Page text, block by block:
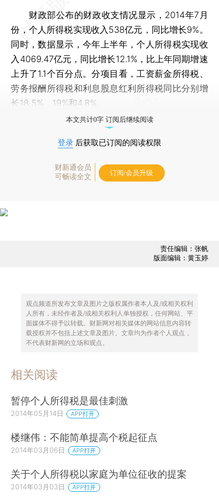
财政部公布的财政收支情况显示，2014年7月
份，个人所得税实现收入538亿元，同比增长9%。
同时，数据显示，今年上半年，个人所得税实现收
入4069.47亿元，同比增长12.1%，比上年同期增速
上升了1.1个百分点。分项目看，工资薪金所得税、
劳务报酬所得税和利息股息红利所得税同比分别增
长18.5%、19%和4.8%。
本文共计0字 订阅后继续阅读
登录 后获取已订阅的阅读权限
财新通会员
可畅读全文
订阅/会员升级
责任编辑：张帆
版面编辑：黄玉婷
观点频道所发布文章及图片之版权属作者本人及/或相关权利
人所有，未经作者及/或相关权利人单独授权，任何网站、平
面媒体不得予以转载。财新网对相关媒体的网站信息内容转
载授权并不包括上述文章及图片。文章均为作者个人观点，
不代表财新网的立场和观点。
相关阅读
暂停个人所得税是最佳刺激
2014年05月14日 APP打开
楼继伟：不能简单提高个税起征点
2014年03月06日 APP打开
关于个人所得税以家庭为单位征收的提案
2014年03月03日 APP打开